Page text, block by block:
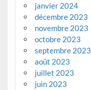
janvier 2024
décembre 2023
novembre 2023
octobre 2023
septembre 2023
août 2023
juillet 2023
juin 2023